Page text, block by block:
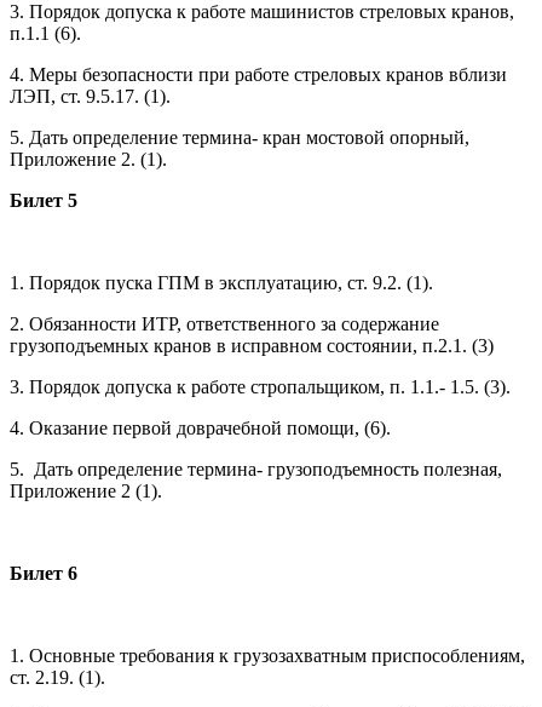
3. Порядок допуска к работе машинистов стреловых кранов,
п.1.1 (6).
4. Меры безопасности при работе стреловых кранов вблизи
ЛЭП, ст. 9.5.17. (1).
5. Дать определение термина- кран мостовой опорный,
Приложение 2. (1).
Билет 5
1. Порядок пуска ГПМ в эксплуатацию, ст. 9.2. (1).
2. Обязанности ИТР, ответственного за содержание
грузоподъемных кранов в исправном состоянии, п.2.1. (3)
3. Порядок допуска к работе стропальщиком, п. 1.1.- 1.5. (3).
4. Оказание первой доврачебной помощи, (6).
5. Дать определение термина- грузоподъемность полезная,
Приложение 2 (1).
Билет 6
1. Основные требования к грузозахватным приспособлениям,
ст. 2.19. (1).